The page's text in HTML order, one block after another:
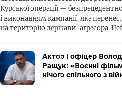
Курської операції —
і виконанням кампанії, яка
на територію держави-агресора.
Актор і офіцер
Ращук: «Воєнні
нічого спільного з